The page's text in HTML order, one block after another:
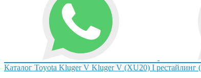
Каталог Toyota Kluger V Kluger V (XU20) I рестайлинг